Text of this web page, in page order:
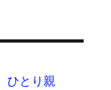
ひとり親